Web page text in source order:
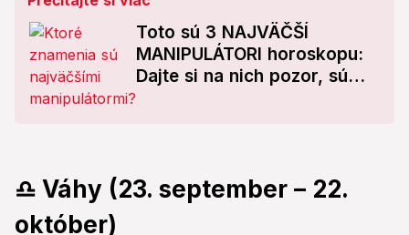
Toto sú 3 NAJVÄČŠÍ
MANIPULÁTORI horoskopu:
Dajte si na nich pozor, sú
♎ Váhy (23. september – 22.
október)